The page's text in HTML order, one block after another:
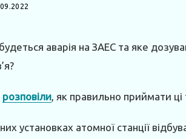
аварія на ЗАЕС та яке
розповіли , як правильно приймати ці
установках атомної станції